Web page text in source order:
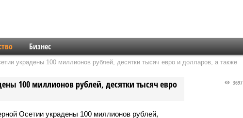
Бизнес
украдены 100 миллионов рублей, десятки тысяч евро и долларов, а также
100 миллионов рублей, десятки тысяч евро 3697